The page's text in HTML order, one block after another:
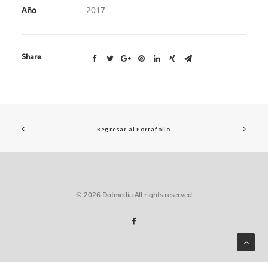
Año
2017
Share
Regresar al Portafolio
© 2026 Dotmedia All rights reserved